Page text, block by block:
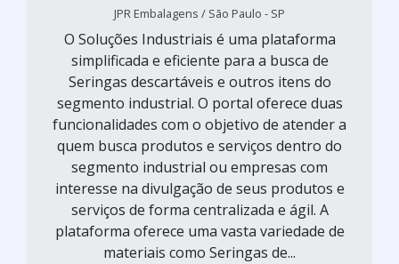
JPR Embalagens / São Paulo - SP
O Soluções Industriais é uma plataforma
simplificada e eficiente para a busca de
Seringas descartáveis e outros itens do
segmento industrial. O portal oferece duas
funcionalidades com o objetivo de atender a
quem busca produtos e serviços dentro do
segmento industrial ou empresas com
interesse na divulgação de seus produtos e
serviços de forma centralizada e ágil. A
plataforma oferece uma vasta variedade de
materiais como Seringas de...